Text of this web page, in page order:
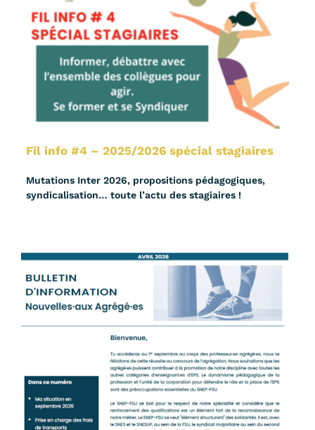
Fil info #4 – 2025/2026 spécial stagiaires
Mutations Inter 2026, propositions pédagogiques,
syndicalisation… toute l’actu des stagiaires !